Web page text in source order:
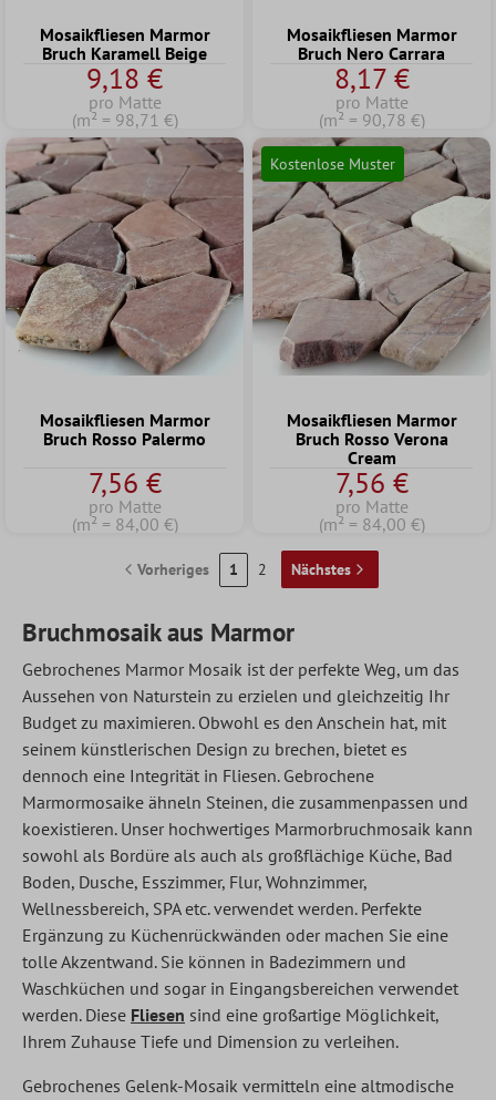
Mosaikfliesen Marmor
Bruch Karamell Beige
9,18 €
pro Matte
(m² = 98,71 €)
Mosaikfliesen Marmor
Bruch Nero Carrara
8,17 €
pro Matte
(m² = 90,78 €)
Mosaikfliesen Marmor
Bruch Rosso Palermo
7,56 €
pro Matte
(m² = 84,00 €)
Kostenlose Muster
Mosaikfliesen Marmor
Bruch Rosso Verona
Cream
7,56 €
pro Matte
(m² = 84,00 €)
Vorheriges 1 2 Nächstes
Bruchmosaik aus Marmor
Gebrochenes Marmor Mosaik ist der perfekte Weg, um das
Aussehen von Naturstein zu erzielen und gleichzeitig Ihr
Budget zu maximieren. Obwohl es den Anschein hat, mit
seinem künstlerischen Design zu brechen, bietet es
dennoch eine Integrität in Fliesen. Gebrochene
Marmormosaike ähneln Steinen, die zusammenpassen und
koexistieren. Unser hochwertiges Marmorbruchmosaik kann
sowohl als Bordüre als auch als großflächige Küche, Bad
Boden, Dusche, Esszimmer, Flur, Wohnzimmer,
Wellnessbereich, SPA etc. verwendet werden. Perfekte
Ergänzung zu Küchenrückwänden oder machen Sie eine
tolle Akzentwand. Sie können in Badezimmern und
Waschküchen und sogar in Eingangsbereichen verwendet
werden. Diese Fliesen sind eine großartige Möglichkeit,
Ihrem Zuhause Tiefe und Dimension zu verleihen.
Gebrochenes Gelenk-Mosaik vermitteln eine altmodische